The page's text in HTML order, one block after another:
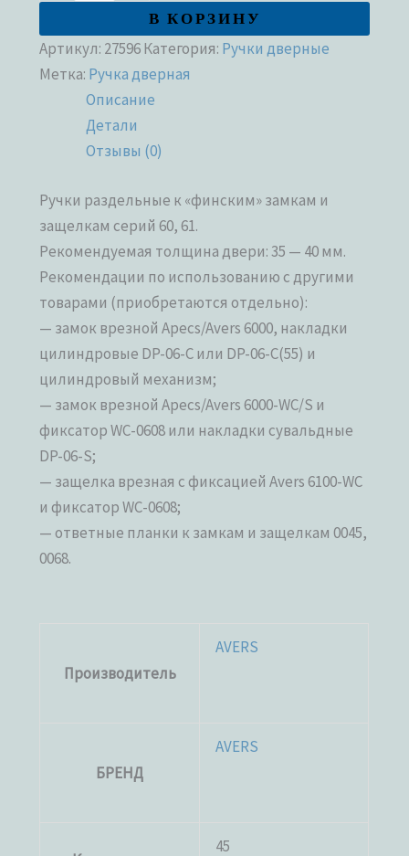
В КОРЗИНУ
Артикул: 27596Категория: Ручки дверные
Метка: Ручка дверная
Описание
Детали
Отзывы (0)
Ручки раздельные к «финским» замкам и
защелкам серий 60, 61.
Рекомендуемая толщина двери: 35 — 40 мм.
Рекомендации по использованию с другими
товарами (приобретаются отдельно):
— замок врезной Apecs/Avers 6000, накладки
цилиндровые DP-06-C или DP-06-C(55) и
цилиндровый механизм;
— замок врезной Apecs/Avers 6000-WC/S и
фиксатор WC-0608 или накладки сувальдные
DP-06-S;
— защелка врезная с фиксацией Avers 6100-WC
и фиксатор WC-0608;
— ответные планки к замкам и защелкам 0045,
0068.
Производитель
AVERS
БРЕНД
AVERS
45